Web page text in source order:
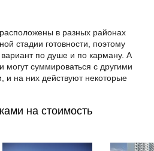
в разных районах
стадии готовности, поэтому
по душе и по карману. А
могут суммироваться с другими
на них действуют некоторые
на стоимость